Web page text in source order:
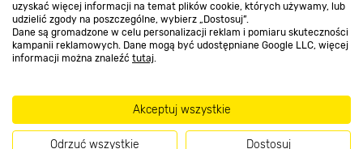
uzyskać więcej informacji na temat plików cookie, których używamy, lub
udzielić zgody na poszczególne, wybierz „Dostosuj”.
Dane są gromadzone w celu personalizacji reklam i pomiaru skuteczności
kampanii reklamowych. Dane mogą być udostępniane Google LLC, więcej
informacji można znaleźć tutaj.
Akceptuj wszystkie
Odrzuć wszystkie Dostosuj
Dołącz do nas